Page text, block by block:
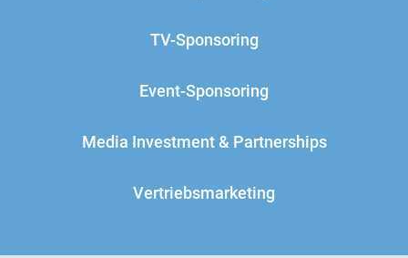
TV-Sponsoring
Event-Sponsoring
Media Investment & Partnerships
Vertriebsmarketing